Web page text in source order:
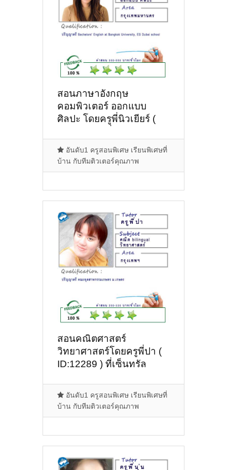
สอนภาษาอังกฤษ
คอมพิวเตอร์ ออกแบบ
ศิลปะ โดยครูพี่นิวเยียร์ (
พระรามสาม
อันดับ1 ครูสอนพิเศษ เรียนพิเศษที่
บ้าน กับทีมติวเตอร์คุณภาพ
สอนคณิตศาสตร์
วิทยาศาสตร์โดยครูพี่ปา (
ID:12289 ) ที่เซ็นทรัล
อันดับ1 ครูสอนพิเศษ เรียนพิเศษที่
บ้าน กับทีมติวเตอร์คุณภาพ